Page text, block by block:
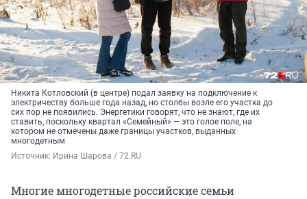
Никита Котловский (в центре) подал заявку на подключение к
электричеству больше года назад, но столбы возле его участка до
сих пор не появились. Энергетики говорят, что не знают, где их
ставить, поскольку квартал «Семейный» — это голое поле, на
котором не отмечены даже границы участков, выданных
многодетным
Источник: Ирина Шарова / 72.RU
Многие многодетные российские семьи